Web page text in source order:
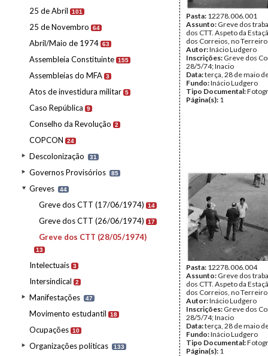
25 de Abril 101
25 de Novembro 64
Abril/Maio de 1974 63
Assembleia Constituinte 155
Assembleias do MFA 3
Atos de investidura militar 5
Caso República 9
Conselho da Revolução 2
COPCON 24
Descolonização 31
Governos Provisórios 85
Greves 44
Greve dos CTT (17/06/1974) 14
Greve dos CTT (26/06/1974) 17
Greve dos CTT (28/05/1974)
13
Intelectuais 3
Intersindical 2
Manifestações 47
Movimento estudantil 18
Ocupações 10
Organizações políticas 133
Pasta: 12278.006.001
Assunto: Greve dos
dos CTT. Aspeto da
dos Correios, no Terreiro
Autor:Inácio Ludgero
Inscrições: Greve dos
28/5/74; Inacio
Data:terça, 28 de maio
Fundo:Inácio Ludgero
Tipo Documental:
Página(s): 1
Pasta: 12278.006.004
Assunto: Greve dos
dos CTT. Aspeto da
dos Correios, no Terreiro
Autor:Inácio Ludgero
Inscrições: Greve dos
28/5/74; Inacio
Data:terça, 28 de maio
Fundo:Inácio Ludgero
Tipo Documental:
Página(s): 1